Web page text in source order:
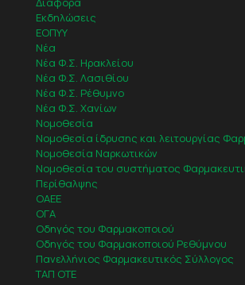
Εκδηλώσεις
ΕΟΠΥΥ
Νέα
Νέα Φ.Σ. Ηρακλείου
Νέα Φ.Σ. Λασιθίου
Νέα Φ.Σ. Ρέθυμνο
Νέα Φ.Σ. Χανίων
Νομοθεσία
Νομοθεσία ίδρυσης και λειτουργίας
Νομοθεσία Ναρκωτικών
Νομοθεσία του συστήματος
Περίθαλψης
ΟΑΕΕ
ΟΓΑ
Οδηγός του Φαρμακοποιού
Οδηγός του Φαρμακοποιού Ρεθύμνου
Πανελλήνιος Φαρμακευτικός Σύλλογος
ΤΑΠ ΟΤΕ